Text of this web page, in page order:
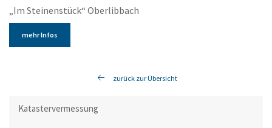
„Im Steinenstück“ Oberlibbach
mehr Infos
zurück zur Übersicht
Katastervermessung